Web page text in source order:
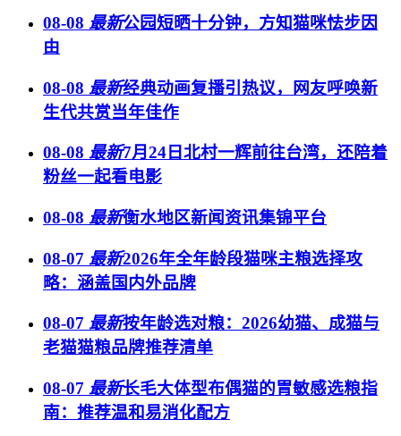
08-08 最新公园短晒十分钟，方知猫咪怯步因
由
08-08 最新经典动画复播引热议，网友呼唤新
生代共赏当年佳作
08-08 最新7月24日北村一辉前往台湾，还陪着
粉丝一起看电影
08-08 最新衡水地区新闻资讯集锦平台
08-07 最新2026年全年龄段猫咪主粮选择攻
略：涵盖国内外品牌
08-07 最新按年龄选对粮：2026幼猫、成猫与
老猫猫粮品牌推荐清单
08-07 最新长毛大体型布偶猫的胃敏感选粮指
南：推荐温和易消化配方